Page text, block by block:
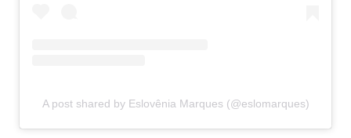
A post shared by Eslovênia Marques (@eslomarques)